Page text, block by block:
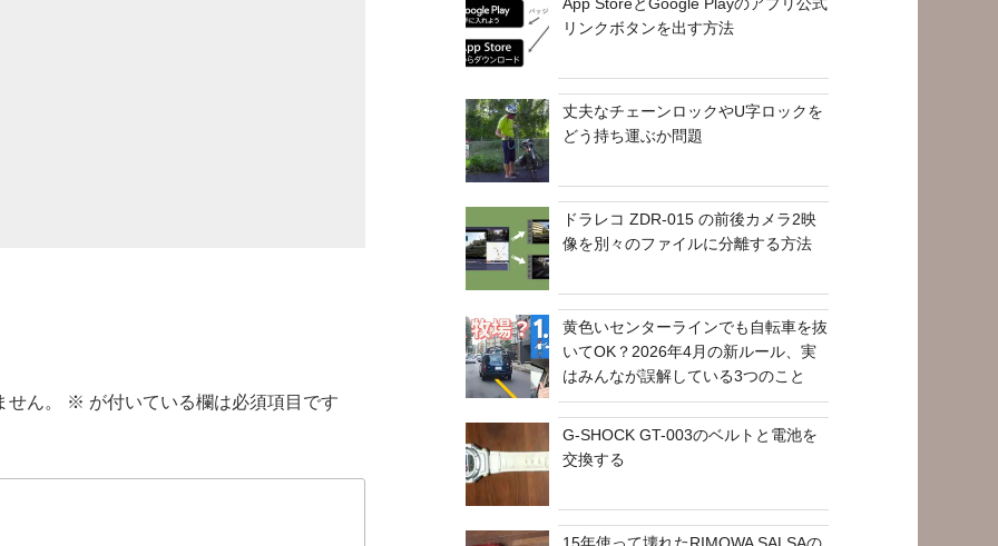
ん。 ※ が付いている欄は必須項目です
リンクボタンを出す方法
丈夫なチェーンロックやU字ロックを
どう持ち運ぶか問題
ドラレコ ZDR-015 の前後カメラ2映
像を別々のファイルに分離する方法
黄色いセンターラインでも自転車を抜
いてOK？2026年4月の新ルール、実
はみんなが誤解している3つのこと
G-SHOCK GT-003のベルトと電池を
交換する